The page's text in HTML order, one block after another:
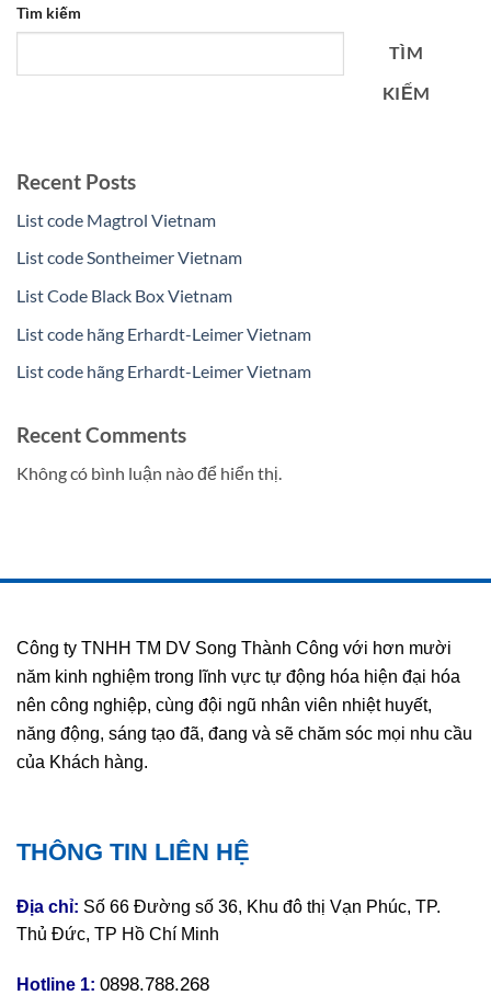
Tìm kiếm
TÌM
KIẾM
Recent Posts
List code Magtrol Vietnam
List code Sontheimer Vietnam
List Code Black Box Vietnam
List code hãng Erhardt-Leimer Vietnam
List code hãng Erhardt-Leimer Vietnam
Recent Comments
Không có bình luận nào để hiển thị.
Công ty TNHH TM DV Song Thành Công với hơn mười
năm kinh nghiệm trong lĩnh vực tự động hóa hiện đại hóa
nên công nghiệp, cùng đội ngũ nhân viên nhiệt huyết,
năng động, sáng tạo đã, đang và sẽ chăm sóc mọi nhu cầu
của Khách hàng.
THÔNG TIN LIÊN HỆ
Địa chỉ: Số 66 Đường số 36, Khu đô thị Vạn Phúc, TP.
Thủ Đức, TP Hồ Chí Minh
Hotline 1: 0898.788.268